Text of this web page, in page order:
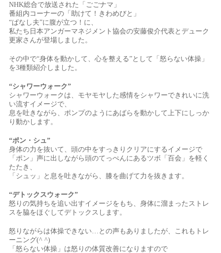
NHK総合で放送された「ごごナマ」
番組内コーナーの「助けて！きわめびと」
“ぱなし夫”に腹が立つ！に、
私たち日本アンガーマネジメント協会の安藤俊介代表とデューク
更家さんが登場しました。
その中で“身体を動かして、心を整える”として「怒らない体操」
を3種類紹介しました。
“シャワーウォーク”
シャワーウォークは、モヤモヤした感情をシャワーできれいに洗
い流すイメージで、
息を吐きながら、ポンプのようにあばらを動かして上下にしっか
り動かします。
“ポン・シュ”
身体の力を抜いて、頭の中をすっきりクリアにするイメージで
「ポン」声に出しながら頭のてっぺんにあるツボ「百会」を軽く
たたき、
「シュッ」と息を吐きながら、膝を曲げて力を抜きます。
“デトックスウォーク”
怒りの気持ちを追い出すイメージをもち、身体に溜まったストレ
スを脇をほぐしてデトックスします。
怒りながらは体操できない…との声もありましたが、これもトレ
ーニング(^ ^)
「怒らない体操」は怒りの体質改善になりますので